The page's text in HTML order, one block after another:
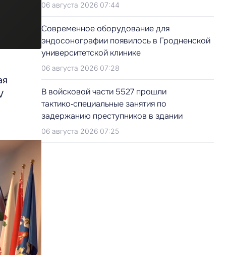
06 августа 2026 07:44
Современное оборудование для
эндосонографии появилось в Гродненской
университетской клинике
06 августа 2026 07:28
В войсковой части 5527 прошли
тактико‑специальные занятия по
задержанию преступников в здании
06 августа 2026 07:25